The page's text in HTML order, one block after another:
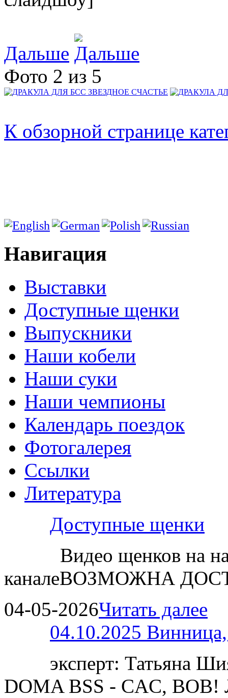
Дальше
Фото 2 из 5
К обзорной странице
Навигация
Выставки
Доступные щенки
Выпускники
Наши кобели
Наши суки
Наши чемпионы
Календарь поездок
Фотогалерея
Ссылки
Литература
Доступные щенки
Видео щенков на
каналеВОЗМОЖНА
04-05-2026Читать далее
04.10.2025
эксперт: Татьяна
DOMA BSS - CAC,